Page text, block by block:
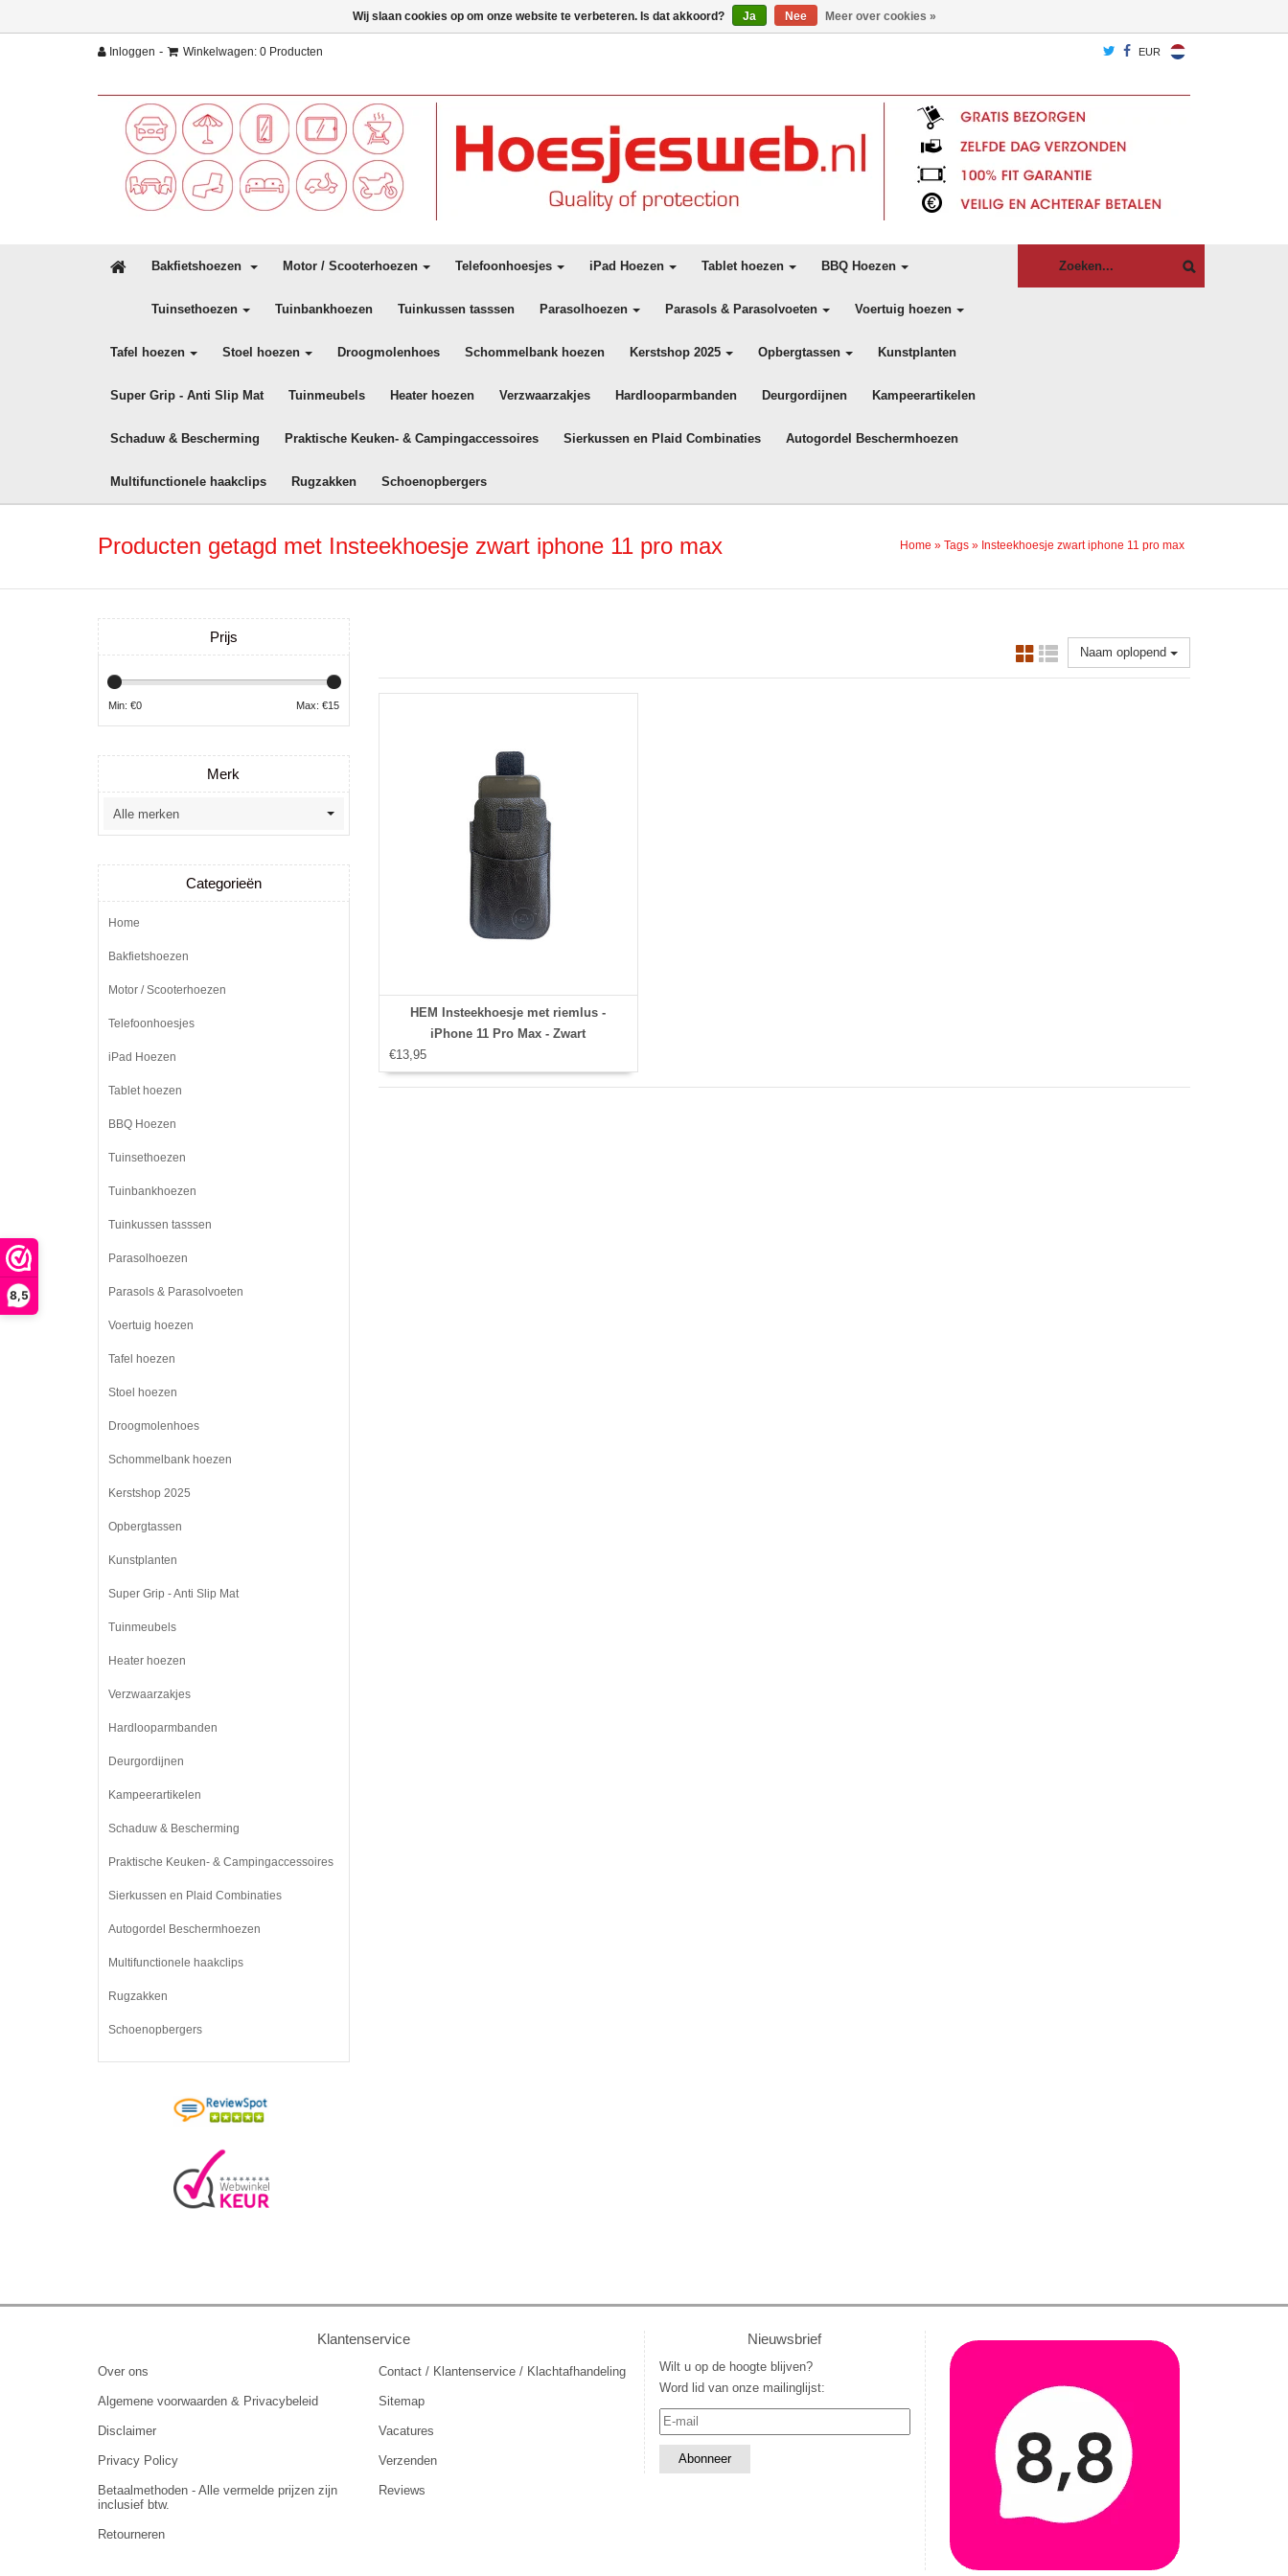
8,5
Inloggen - Winkelwagen: 0 Producten EUR
Bakfietshoezen Motor / Scooterhoezen Telefoonhoesjes iPad Hoezen Tablet hoezen BBQ Hoezen
Tuinsethoezen Tuinbankhoezen Tuinkussen tasssen Parasolhoezen Parasols & Parasolvoeten Voertuig hoezen
Tafel hoezen Stoel hoezen Droogmolenhoes Schommelbank hoezen Kerstshop 2025 Opbergtassen Kunstplanten
Super Grip - Anti Slip Mat Tuinmeubels Heater hoezen Verzwaarzakjes Hardlooparmbanden Deurgordijnen Kampeerartikelen
Schaduw & Bescherming Praktische Keuken- & Campingaccessoires Sierkussen en Plaid Combinaties Autogordel Beschermhoezen
Multifunctionele haakclips Rugzakken Schoenopbergers
Producten getagd met Insteekhoesje zwart iphone 11 pro max Home » Tags » Insteekhoesje zwart iphone 11 pro max
Naam oplopend
HEM Insteekhoesje met riemlus -
iPhone 11 Pro Max - Zwart
€13,95
Prijs
Min: €0 Max: €15
Merk
Categorieën
Home
Bakfietshoezen
Motor / Scooterhoezen
Telefoonhoesjes
iPad Hoezen
Tablet hoezen
BBQ Hoezen
Tuinsethoezen
Tuinbankhoezen
Tuinkussen tasssen
Parasolhoezen
Parasols & Parasolvoeten
Voertuig hoezen
Tafel hoezen
Stoel hoezen
Droogmolenhoes
Schommelbank hoezen
Kerstshop 2025
Opbergtassen
Kunstplanten
Super Grip - Anti Slip Mat
Tuinmeubels
Heater hoezen
Verzwaarzakjes
Hardlooparmbanden
Deurgordijnen
Kampeerartikelen
Schaduw & Bescherming
Praktische Keuken- & Campingaccessoires
Sierkussen en Plaid Combinaties
Autogordel Beschermhoezen
Multifunctionele haakclips
Rugzakken
Schoenopbergers
Klantenservice
Over ons
Algemene voorwaarden & Privacybeleid
Disclaimer
Privacy Policy
Betaalmethoden - Alle vermelde prijzen zijn
inclusief btw.
Retourneren
Contact / Klantenservice / Klachtafhandeling
Sitemap
Vacatures
Verzenden
Reviews
Nieuwsbrief
Wilt u op de hoogte blijven?
Word lid van onze mailinglijst:
Wij slaan cookies op om onze website te verbeteren. Is dat akkoord? Ja Nee Meer over cookies »